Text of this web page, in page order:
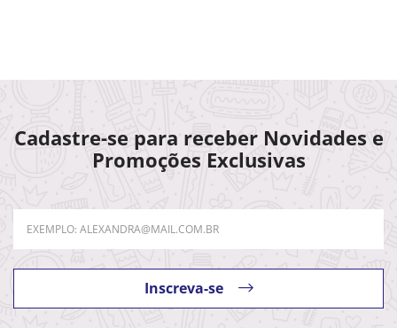
Cadastre-se para receber Novidades e
Promoções Exclusivas
Inscreva-se